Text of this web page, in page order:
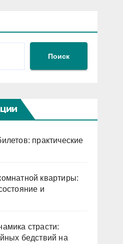
Поиск
практические
квартиры:
и
страсти:
бедствий на